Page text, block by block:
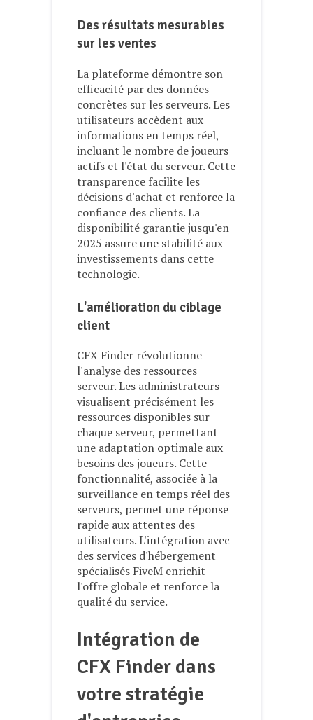
Des résultats mesurables
sur les ventes
La plateforme démontre son
efficacité par des données
concrètes sur les serveurs. Les
utilisateurs accèdent aux
informations en temps réel,
incluant le nombre de joueurs
actifs et l'état du serveur. Cette
transparence facilite les
décisions d'achat et renforce la
confiance des clients. La
disponibilité garantie jusqu'en
2025 assure une stabilité aux
investissements dans cette
technologie.
L'amélioration du ciblage
client
CFX Finder révolutionne
l'analyse des ressources
serveur. Les administrateurs
visualisent précisément les
ressources disponibles sur
chaque serveur, permettant
une adaptation optimale aux
besoins des joueurs. Cette
fonctionnalité, associée à la
surveillance en temps réel des
serveurs, permet une réponse
rapide aux attentes des
utilisateurs. L'intégration avec
des services d'hébergement
spécialisés FiveM enrichit
l'offre globale et renforce la
qualité du service.
Intégration de
CFX Finder dans
votre stratégie